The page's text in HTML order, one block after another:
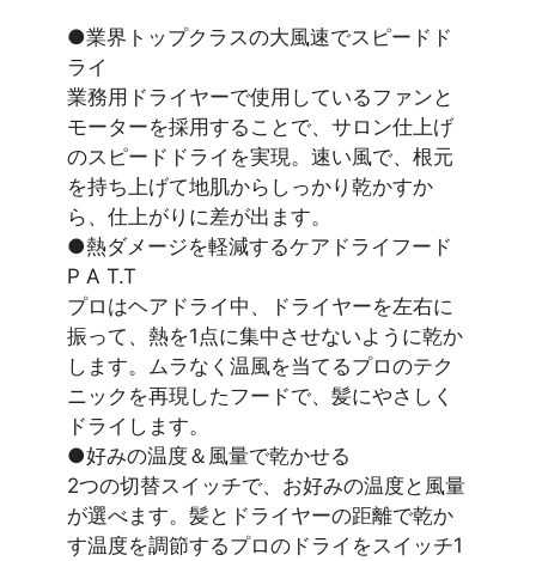
●業界トップクラスの大風速でスピードド
ライ
業務用ドライヤーで使用しているファンと
モーターを採用することで、サロン仕上げ
のスピードドライを実現。速い風で、根元
を持ち上げて地肌からしっかり乾かすか
ら、仕上がりに差が出ます。
●熱ダメージを軽減するケアドライフード
P A T.T
プロはヘアドライ中、ドライヤーを左右に
振って、熱を1点に集中させないように乾か
します。ムラなく温風を当てるプロのテク
ニックを再現したフードで、髪にやさしく
ドライします。
●好みの温度＆風量で乾かせる
2つの切替スイッチで、お好みの温度と風量
が選べます。髪とドライヤーの距離で乾か
す温度を調節するプロのドライをスイッチ1